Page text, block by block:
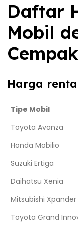
Daftar
Mobil
Harga
Tipe Mobil
Toyota Avanza
Honda Mobilio
Suzuki Ertiga
Daihatsu Xenia
Mitsubishi Xpander
Toyota Grand